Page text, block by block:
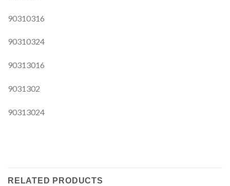
90310316
90310324
90313016
9031302
90313024
RELATED PRODUCTS